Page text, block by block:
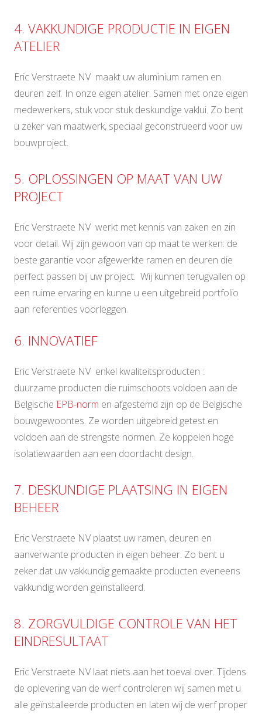
4. VAKKUNDIGE PRODUCTIE IN EIGEN
ATELIER
Eric Verstraete NV maakt uw aluminium ramen en
deuren zelf. In onze eigen atelier. Samen met onze eigen
medewerkers, stuk voor stuk deskundige vaklui. Zo bent
u zeker van maatwerk, speciaal geconstrueerd voor uw
bouwproject.
5. OPLOSSINGEN OP MAAT VAN UW
PROJECT
Eric Verstraete NV werkt met kennis van zaken en zin
voor detail. Wij zijn gewoon van op maat te werken: de
beste garantie voor afgewerkte ramen en deuren die
perfect passen bij uw project. Wij kunnen terugvallen op
een ruime ervaring en kunne u een uitgebreid portfolio
aan referenties voorleggen.
6. INNOVATIEF
Eric Verstraete NV enkel kwaliteitsproducten :
duurzame producten die ruimschoots voldoen aan de
Belgische EPB-norm en afgestemd zijn op de Belgische
bouwgewoontes. Ze worden uitgebreid getest en
voldoen aan de strengste normen. Ze koppelen hoge
isolatiewaarden aan een doordacht design.
7. DESKUNDIGE PLAATSING IN EIGEN
BEHEER
Eric Verstraete NV plaatst uw ramen, deuren en
aanverwante producten in eigen beheer. Zo bent u
zeker dat uw vakkundig gemaakte producten eveneens
vakkundig worden geïnstalleerd.
8. ZORGVULDIGE CONTROLE VAN HET
EINDRESULTAAT
Eric Verstraete NV laat niets aan het toeval over. Tijdens
de oplevering van de werf controleren wij samen met u
alle geïnstalleerde producten en laten wij de werf proper